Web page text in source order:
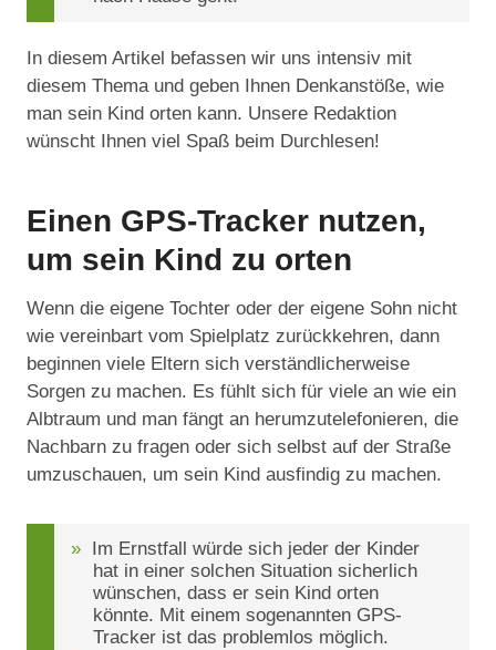
In diesem Artikel befassen wir uns intensiv mit
diesem Thema und geben Ihnen Denkanstöße, wie
man sein Kind orten kann. Unsere Redaktion
wünscht Ihnen viel Spaß beim Durchlesen!
Einen GPS-Tracker nutzen,
um sein Kind zu orten
Wenn die eigene Tochter oder der eigene Sohn nicht
wie vereinbart vom Spielplatz zurückkehren, dann
beginnen viele Eltern sich verständlicherweise
Sorgen zu machen. Es fühlt sich für viele an wie ein
Albtraum und man fängt an herumzutelefonieren, die
Nachbarn zu fragen oder sich selbst auf der Straße
umzuschauen, um sein Kind ausfindig zu machen.
Im Ernstfall würde sich jeder der Kinder
hat in einer solchen Situation sicherlich
wünschen, dass er sein Kind orten
könnte. Mit einem sogenannten GPS-
Tracker ist das problemlos möglich.